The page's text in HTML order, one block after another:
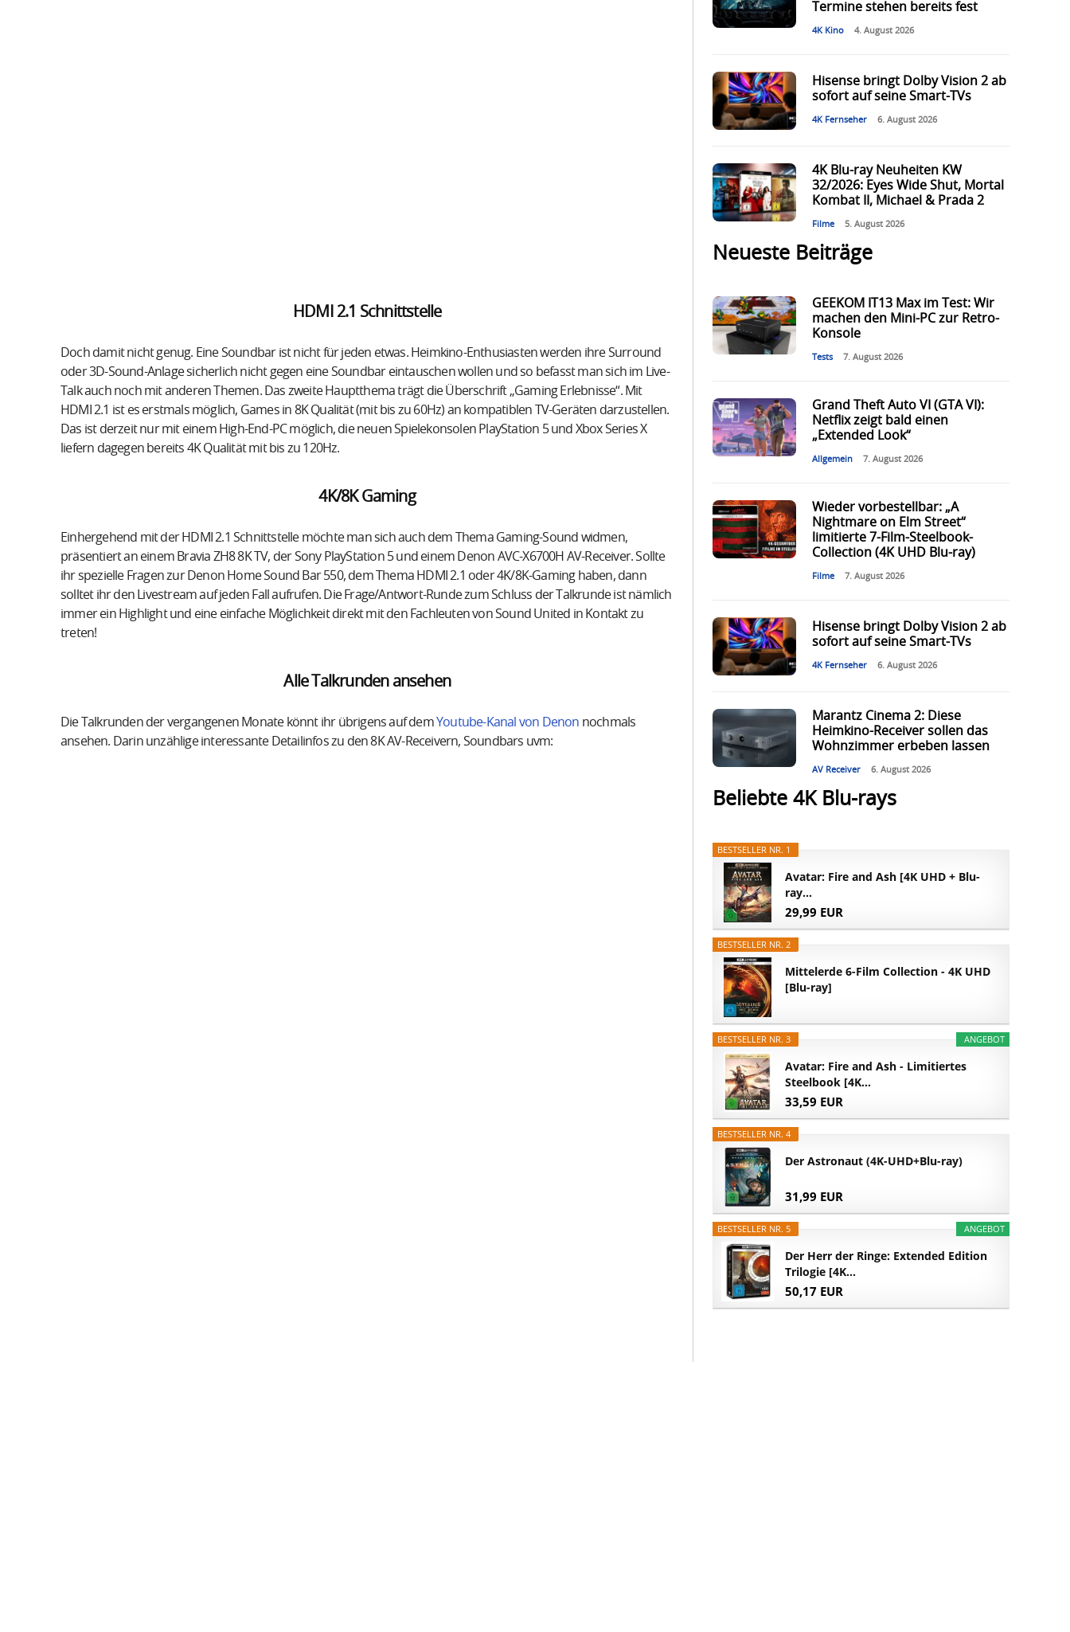
HDMI 2.1 Schnittstelle
Doch damit nicht genug. Eine Soundbar ist nicht für jeden etwas. Heimkino-Enthusiasten werden ihre Surround
oder 3D-Sound-Anlage sicherlich nicht gegen eine Soundbar eintauschen wollen und so befasst man sich im Live-
Talk auch noch mit anderen Themen. Das zweite Hauptthema trägt die Überschrift „Gaming Erlebnisse“. Mit
HDMI 2.1 ist es erstmals möglich, Games in 8K Qualität (mit bis zu 60Hz) an kompatiblen TV-Geräten darzustellen.
Das ist derzeit nur mit einem High-End-PC möglich, die neuen Spielekonsolen PlayStation 5 und Xbox Series X
liefern dagegen bereits 4K Qualität mit bis zu 120Hz.
4K/8K Gaming
Einhergehend mit der HDMI 2.1 Schnittstelle möchte man sich auch dem Thema Gaming-Sound widmen,
präsentiert an einem Bravia ZH8 8K TV, der Sony PlayStation 5 und einem Denon AVC-X6700H AV-Receiver. Sollte
ihr spezielle Fragen zur Denon Home Sound Bar 550, dem Thema HDMI 2.1 oder 4K/8K-Gaming haben, dann
solltet ihr den Livestream auf jeden Fall aufrufen. Die Frage/Antwort-Runde zum Schluss der Talkrunde ist nämlich
immer ein Highlight und eine einfache Möglichkeit direkt mit den Fachleuten von Sound United in Kontakt zu
treten!
Alle Talkrunden ansehen
Die Talkrunden der vergangenen Monate könnt ihr übrigens auf demYoutube-Kanal von Denon nochmals
ansehen. Darin unzählige interessante Detailinfos zu den 8K AV-Receivern, Soundbars uvm:
Termine stehen bereits fest
4K Kino 4. August 2026
Hisense bringt Dolby Vision 2 ab
sofort auf seine Smart-TVs
4K Fernseher 6. August 2026
4K Blu-ray Neuheiten KW
32/2026: Eyes Wide Shut, Mortal
Kombat II, Michael & Prada 2
Filme 5. August 2026
Neueste Beiträge
GEEKOM IT13 Max im Test: Wir
machen den Mini-PC zur Retro-
Konsole
Tests 7. August 2026
Grand Theft Auto VI (GTA VI):
Netflix zeigt bald einen
„Extended Look“
Allgemein 7. August 2026
Wieder vorbestellbar: „A
Nightmare on Elm Street“
limitierte 7-Film-Steelbook-
Collection (4K UHD Blu-ray)
Filme 7. August 2026
Hisense bringt Dolby Vision 2 ab
sofort auf seine Smart-TVs
4K Fernseher 6. August 2026
Marantz Cinema 2: Diese
Heimkino-Receiver sollen das
Wohnzimmer erbeben lassen
AV Receiver 6. August 2026
Beliebte 4K Blu-rays
BESTSELLER NR. 1
Avatar: Fire and Ash [4K UHD + Blu-
ray...
29,99 EUR
BESTSELLER NR. 2
Mittelerde 6-Film Collection - 4K UHD
[Blu-ray]
ANGEBOT
BESTSELLER NR. 3
Avatar: Fire and Ash - Limitiertes
Steelbook [4K...
33,59 EUR
BESTSELLER NR. 4
Der Astronaut (4K-UHD+Blu-ray)
31,99 EUR
ANGEBOT
BESTSELLER NR. 5
Der Herr der Ringe: Extended Edition
Trilogie [4K...
50,17 EUR